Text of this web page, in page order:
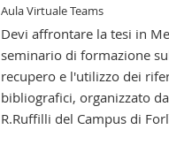
Aula Virtuale Teams
Devi affrontare la tesi in
seminario di formazione
recupero e l'utilizzo dei
bibliografici, organizzato
R.Ruffilli del Campus di